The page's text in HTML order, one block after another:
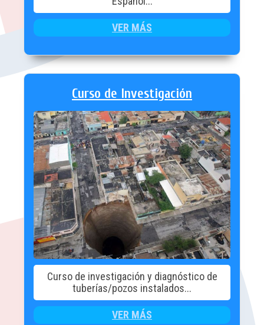
VER MÁS
Curso de Investigación
Curso de investigación y diagnóstico de
tuberías/pozos instalados...
VER MÁS